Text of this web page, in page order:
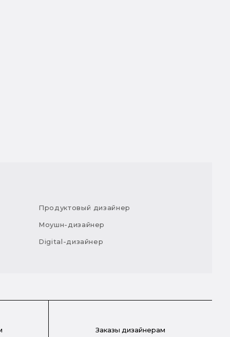
Продуктовый дизайнер
Моушн-дизайнер
Digital-дизайнер
Заказы дизайнерам